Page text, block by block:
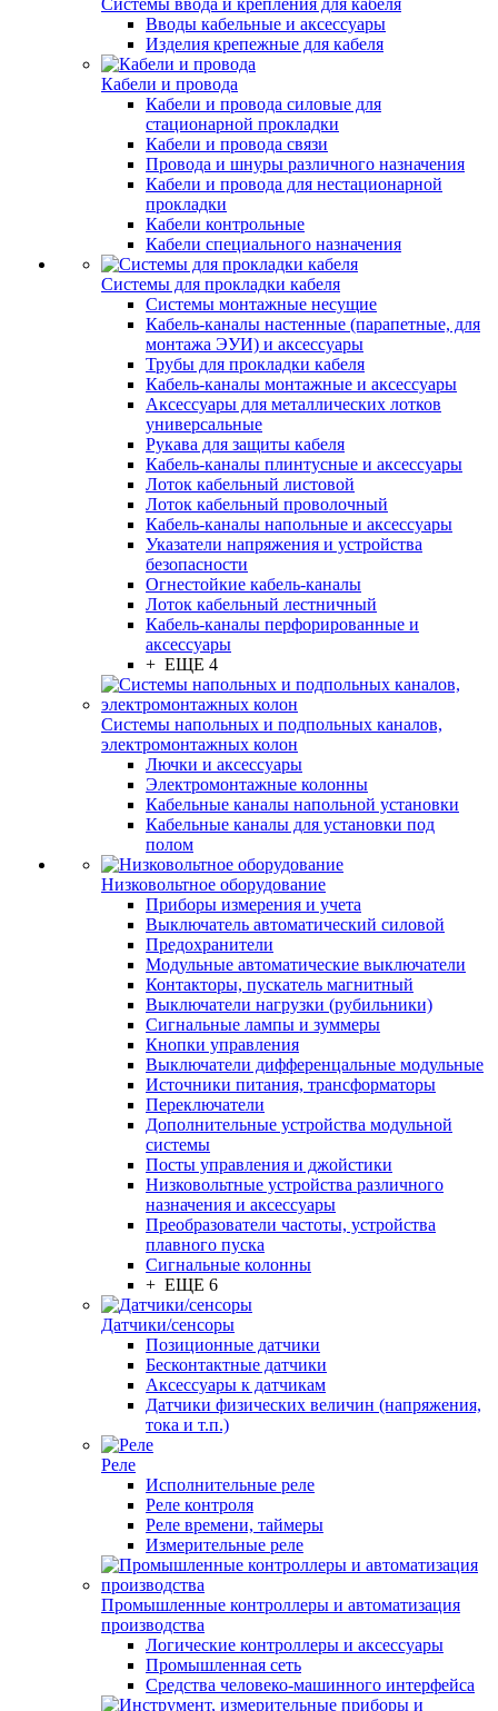
Системы ввода и крепления для кабеля
Вводы кабельные и аксессуары
Изделия крепежные для кабеля
Кабели и провода
Кабели и провода силовые для
стационарной прокладки
Кабели и провода связи
Провода и шнуры различного назначения
Кабели и провода для нестационарной
прокладки
Кабели контрольные
Кабели специального назначения
Системы для прокладки кабеля
Системы монтажные несущие
Кабель-каналы настенные (парапетные, для
монтажа ЭУИ) и аксессуары
Трубы для прокладки кабеля
Кабель-каналы монтажные и аксессуары
Аксессуары для металлических лотков
универсальные
Рукава для защиты кабеля
Кабель-каналы плинтусные и аксессуары
Лоток кабельный листовой
Лоток кабельный проволочный
Кабель-каналы напольные и аксессуары
Указатели напряжения и устройства
безопасности
Огнестойкие кабель-каналы
Лоток кабельный лестничный
Кабель-каналы перфорированные и
аксессуары
+ ЕЩЕ 4
Системы напольных и подпольных каналов,
электромонтажных колон
Лючки и аксессуары
Электромонтажные колонны
Кабельные каналы напольной установки
Кабельные каналы для установки под
полом
Низковольтное оборудование
Приборы измерения и учета
Выключатель автоматический силовой
Предохранители
Модульные автоматические выключатели
Контакторы, пускатель магнитный
Выключатели нагрузки (рубильники)
Сигнальные лампы и зуммеры
Кнопки управления
Выключатели дифференцальные модульные
Источники питания, трансформаторы
Переключатели
Дополнительные устройства модульной
системы
Посты управления и джойстики
Низковольтные устройства различного
назначения и аксессуары
Преобразователи частоты, устройства
плавного пуска
Сигнальные колонны
+ ЕЩЕ 6
Датчики/сенсоры
Позиционные датчики
Бесконтактные датчики
Аксессуары к датчикам
Датчики физических величин (напряжения,
тока и т.п.)
Реле
Исполнительные реле
Реле контроля
Реле времени, таймеры
Измерительные реле
Промышленные контроллеры и автоматизация
производства
Логические контроллеры и аксессуары
Промышленная сеть
Средства человеко-машинного интерфейса